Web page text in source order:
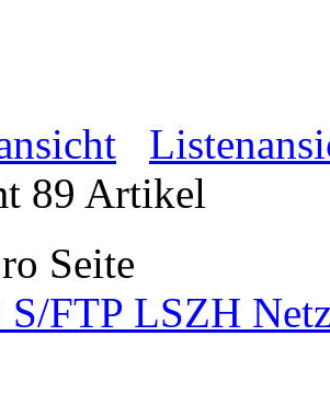
89 Artikel
Seite
S/FTP LSZH